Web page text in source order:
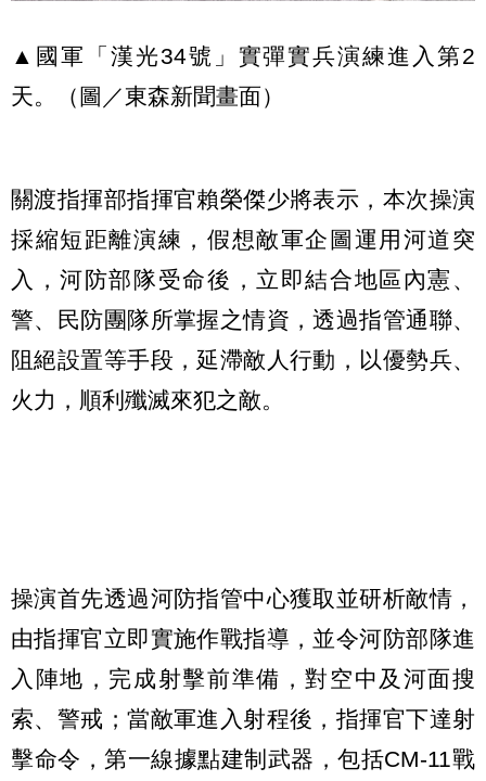
▲國軍「漢光34號」實彈實兵演練進入第2
天。（圖／東森新聞畫面）
關渡指揮部指揮官賴榮傑少將表示，本次操演
採縮短距離演練，假想敵軍企圖運用河道突
入，河防部隊受命後，立即結合地區內憲、
警、民防團隊所掌握之情資，透過指管通聯、
阻絕設置等手段，延滯敵人行動，以優勢兵、
火力，順利殲滅來犯之敵。
操演首先透過河防指管中心獲取並研析敵情，
由指揮官立即實施作戰指導，並令河防部隊進
入陣地，完成射擊前準備，對空中及河面搜
索、警戒；當敵軍進入射程後，指揮官下達射
擊命令，第一線據點建制武器，包括CM-11戰